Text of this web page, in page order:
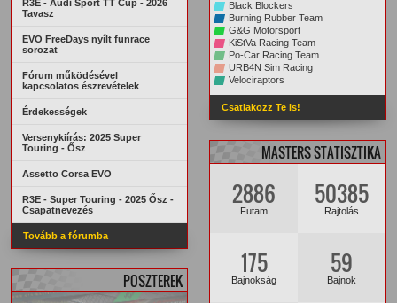
R3E - Audi Sport TT Cup - 2026
Tavasz
EVO FreeDays nyílt funrace
sorozat
Fórum működésével
kapcsolatos észrevételek
Érdekességek
Versenykiírás: 2025 Super
Touring - Ősz
Assetto Corsa EVO
R3E - Super Touring - 2025 Ősz -
Csapatnevezés
Tovább a fórumba
POSZTEREK
Black Blockers
Burning Rubber Team
G&G Motorsport
KiStVa Racing Team
Po-Car Racing Team
URB4N Sim Racing
Velociraptors
Csatlakozz Te is!
MASTERS STATISZTIKA
2886
Futam
50385
Rajtolás
175
Bajnokság
59
Bajnok